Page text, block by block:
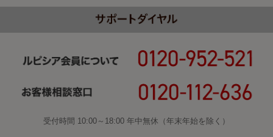
受付時間 10:00～18:00 年中無休（年末年始を除く）